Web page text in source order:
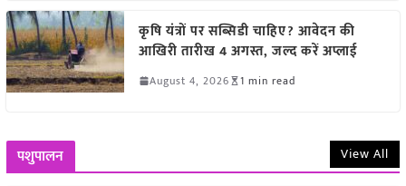
कृषि यंत्रों पर सब्सिडी चाहिए? आवेदन की
आखिरी तारीख 4 अगस्त, जल्द करें अप्लाई
August 4, 2026 1 min read
पशुपालन View All